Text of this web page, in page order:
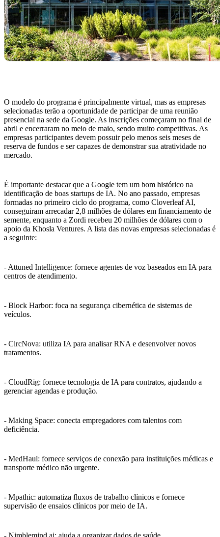
O modelo do programa é principalmente virtual, mas as empresas
selecionadas terão a oportunidade de participar de uma reunião
presencial na sede da Google. As inscrições começaram no final de
abril e encerraram no meio de maio, sendo muito competitivas. As
empresas participantes devem possuir pelo menos seis meses de
reserva de fundos e ser capazes de demonstrar sua atratividade no
mercado.
É importante destacar que a Google tem um bom histórico na
identificação de boas startups de IA. No ano passado, empresas
formadas no primeiro ciclo do programa, como Cloverleaf AI,
conseguiram arrecadar 2,8 milhões de dólares em financiamento de
semente, enquanto a Zordi recebeu 20 milhões de dólares com o
apoio da Khosla Ventures. A lista das novas empresas selecionadas é
a seguinte:
- Attuned Intelligence: fornece agentes de voz baseados em IA para
centros de atendimento.
- Block Harbor: foca na segurança cibernética de sistemas de
veículos.
- CircNova: utiliza IA para analisar RNA e desenvolver novos
tratamentos.
- CloudRig: fornece tecnologia de IA para contratos, ajudando a
gerenciar agendas e produção.
- Making Space: conecta empregadores com talentos com
deficiência.
- MedHaul: fornece serviços de conexão para instituições médicas e
transporte médico não urgente.
- Mpathic: automatiza fluxos de trabalho clínicos e fornece
supervisão de ensaios clínicos por meio de IA.